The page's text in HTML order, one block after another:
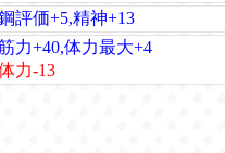
評価+5,精神+13
力+40,体力最大+4
力-13